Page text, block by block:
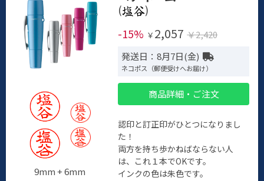
9mm + 6mm
(
)
-15% ￥ 2,057 ￥2,420
発送日：8月7日(金)
ネコポス（郵便受けへお届け）
商品詳細・ご注文
認印と訂正印がひとつになりまし
た！
両方を持ち歩かねばならない人
は、これ１本でOKです。
インクの色は朱色です。